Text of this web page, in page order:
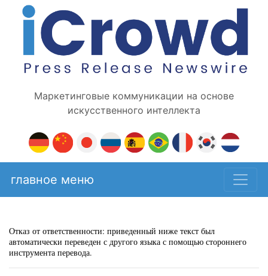
Маркетинговые коммуникации на основе
искусственного интеллекта
главное меню
Отказ от ответственности: приведенный ниже текст был
автоматически переведен с другого языка с помощью стороннего
инструмента перевода.